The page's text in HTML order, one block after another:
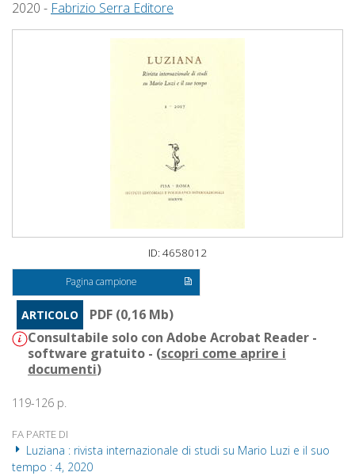
2020 - Fabrizio Serra Editore
ID: 4658012
Pagina campione
ARTICOLO
PDF (0,16 Mb)
Consultabile solo con Adobe Acrobat Reader -
software gratuito - (scopri come aprire i
documenti)
119-126 p.
FA PARTE DI
Luziana : rivista internazionale di studi su Mario Luzi e il suo
tempo : 4, 2020